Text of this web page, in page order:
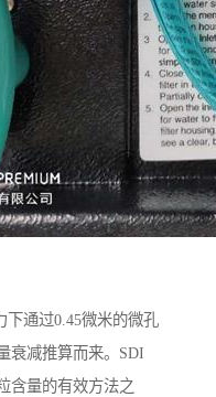
下通过0.45微米的微孔
衰减推算而来。SDI
含量的有效方法之